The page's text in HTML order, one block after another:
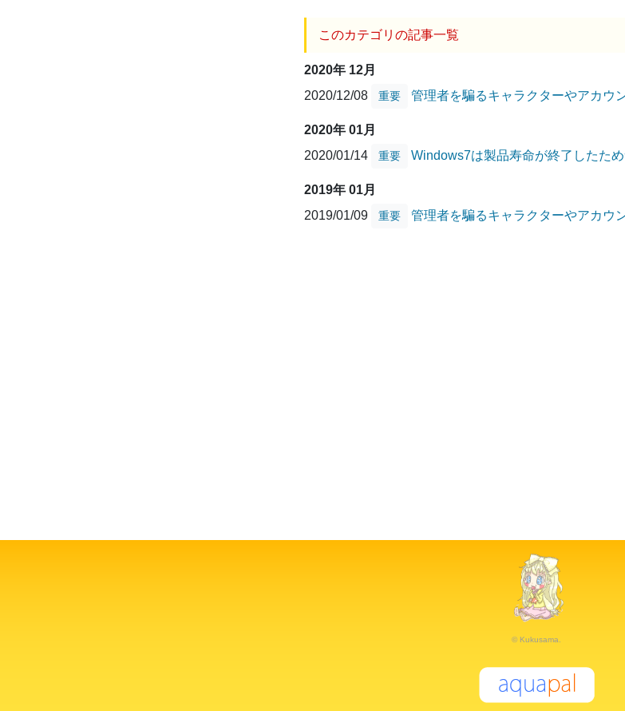
このカテゴリの記事一覧
2020年 12月
2020/12/08
重要 管理者を騙るキャラクターやアカウ
2020年 01月
2020/01/14
重要 Windows7は製品寿命が終了したた
2019年 01月
2019/01/09
重要 管理者を騙るキャラクターやアカウ
© Kukusama.